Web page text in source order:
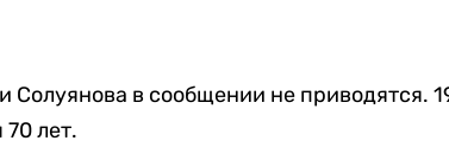
Солуянова в сообщении не приводятся.
лет.